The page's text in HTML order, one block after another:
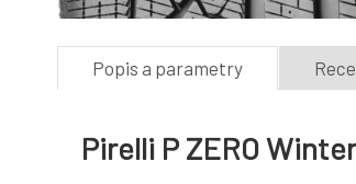
Popis a parametry
Pirelli P ZERO